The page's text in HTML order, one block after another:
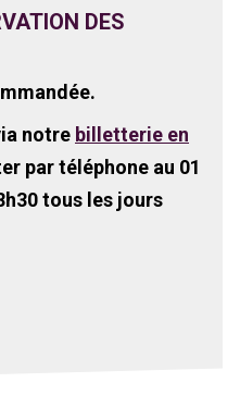
DES
notre billetterie en
par téléphone au 01
tous les jours